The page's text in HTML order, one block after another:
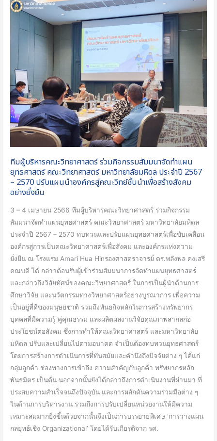
ทีมผู้บริหารคณะวิทยาศาสตร์ ร่วมกิจกรรมสัมมนาจัดทำแผน
ยุทธศาสตร์ คณะวิทยาศาสตร์ มหาวิทยาลัยมหิดล ประจำปี 2567
– 2570 ปรับแผนนำองค์กรสู่คณะวิทย์ชั้นนำเพื่อสร้างสังคม
อย่างยั่งยืน
3 – 4 เมษายน 2566 ทีมผู้บริหารคณะวิทยาศาสตร์ ร่วมกิจกรรม
สัมมนาจัดทำแผนยุทธศาสตร์ คณะวิทยาศาสตร์ มหาวิทยาลัยมหิดล
ประจำปี 2567 – 2570 ทบทวนและปรับแผนยุทธศาสตร์เพื่อขับเคลื่อน
องค์กรสู่การเป็นคณะวิทยาศาสตร์เพื่อสังคม และองค์กรแห่งความ
ยั่งยืน ณ โรงแรม Amari Hua Hinรองศาสตราจารย์ ดร.พลังพล คงเสรี
คณบดี ได้ กล่าวต้อนรับผู้เข้าร่วมสัมมนาการจัดทำแผนยุทธศาสตร์
และกล่าวถึงวิสัยทัศน์ของคณะวิทยาศาสตร์ ในการเป็นผู้นำด้านการ
ศึกษาวิจัย และนวัตกรรมทางวิทยาศาสตร์อย่างบูรณาการ เพื่อความ
เป็นอยู่ที่ดีของมนุษยชาติ รวมถึงพันธกิจหลักในการสร้างทรัพยากร
บุคคลที่มีความรู้ คู่คุณธรรม และผลิตผลงานวิจัยคุณภาพสากลก่อ
ประโยชน์ต่อสังคม ซึ่งการทำให้คณะวิทยาศาสตร์ และมหาวิทยาลัย
มหิดล ปรับและเปลี่ยนไปตามอนาคต จำเป็นต้องทบทวนยุทธศาสตร์
โดยการสร้างการดำเนินการที่ทันสมัยและคำนึงถึงปัจจัยต่าง ๆ ได้แก่
กลุ่มลูกค้า ช่องทางการเข้าถึง ความสำคัญกับลูกค้า ทรัพยากรหลัก
พันธมิตร เป็นต้น นอกจากนั้นยังได้กล่าวถึงการดำเนินงานที่ผ่านมา ที่
ประสบความสำเร็จจนถึงปัจจุบัน และการผลักดันความร่วมมือต่าง ๆ
ในด้านการบริหารงาน รวมถึงการปรับเปลี่ยนหน่วยงานให้มีความ
เหมาะสมมากยิ่งขึ้นด้วยจากนั้นจึงเป็นการบรรยายพิเศษ ‘การวางแผน
กลยุทธ์เชิง Organizational’ โดยได้รับเกียรติจาก รศ.
ทีม
บริหาร
วิทยาศาสตร์
กิจกรรม
สัมมนา
จัด
ทำ
แผน
วิทยาศาสตร์
มหาวิทยาลัย
มหิดล
ปี
2567
–
2570
ปรับ
แผน
นำ
องค์กร
สู่
คณะ
วิทย์
ชั้น
นำ
เพื่อ
สร้าง
สังคม
อย่าง
ยั่งยืน